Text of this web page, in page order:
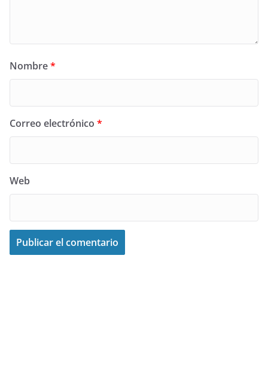
Nombre*
Correo electrónico *
Web